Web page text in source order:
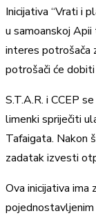
Inicijativa “Vrati i
u samoanskoj
interes potrošača
potrošači će dobiti
S.T.A.R. i CCEP
limenki spriječiti
Tafaigata. Nakon
zadatak izvesti
Ova inicijativa ima